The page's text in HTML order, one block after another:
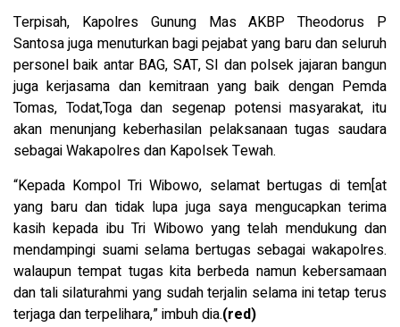
Terpisah, Kapolres Gunung Mas AKBP Theodorus P
Santosa juga menuturkan bagi pejabat yang baru dan seluruh
personel baik antar BAG, SAT, SI dan polsek jajaran bangun
juga kerjasama dan kemitraan yang baik dengan Pemda
Tomas, Todat,Toga dan segenap potensi masyarakat, itu
akan menunjang keberhasilan pelaksanaan tugas saudara
sebagai Wakapolres dan Kapolsek Tewah.
“Kepada Kompol Tri Wibowo, selamat bertugas di tem[at
yang baru dan tidak lupa juga saya mengucapkan terima
kasih kepada ibu Tri Wibowo yang telah mendukung dan
mendampingi suami selama bertugas sebagai wakapolres.
walaupun tempat tugas kita berbeda namun kebersamaan
dan tali silaturahmi yang sudah terjalin selama ini tetap terus
terjaga dan terpelihara,” imbuh dia.(red)